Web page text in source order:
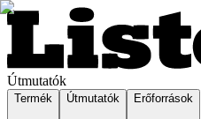
Útmutatók
Termék Útmutatók Erőforrások